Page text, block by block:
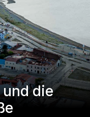
die